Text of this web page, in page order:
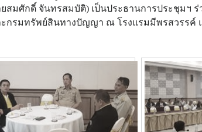
สมศักดิ์ จันทรสมบัติ) เป็นประธานการประชุมฯ
ะกรมทรัพย์สินทางปัญญา ณ โรงแรมมีพรสวรรค์